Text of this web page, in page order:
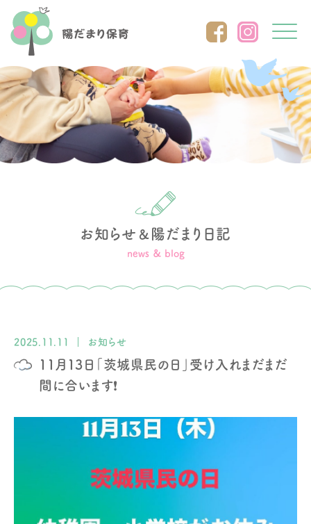
Click
お知らせ ＆ 陽だまり日記
news ＆ blog
2025.11.11 お知らせ
11月13日「茨城県民の日」受け入れまだまだ
間に合います❗️